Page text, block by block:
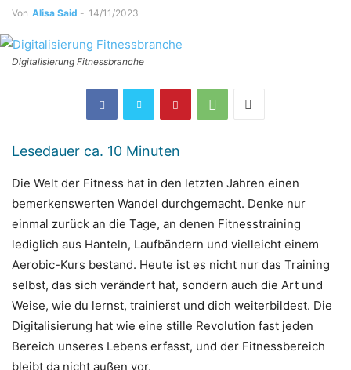
Von Alisa Said - 14/11/2023
Digitalisierung Fitnessbranche
Lesedauer ca. 10 Minuten
Die Welt der Fitness hat in den letzten Jahren einen
bemerkenswerten Wandel durchgemacht. Denke nur
einmal zurück an die Tage, an denen Fitnesstraining
lediglich aus Hanteln, Laufbändern und vielleicht einem
Aerobic-Kurs bestand. Heute ist es nicht nur das Training
selbst, das sich verändert hat, sondern auch die Art und
Weise, wie du lernst, trainierst und dich weiterbildest. Die
Digitalisierung hat wie eine stille Revolution fast jeden
Bereich unseres Lebens erfasst, und der Fitnessbereich
bleibt da nicht außen vor.